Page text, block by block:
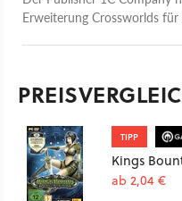
Erweiterung Crossworlds
TIPP
Kings
ab 2,04 €